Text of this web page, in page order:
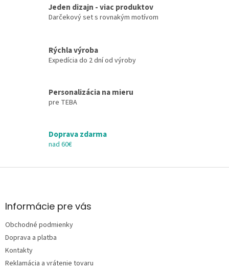
c
i
v
k
v
ý
a
n
Jeden dizajn - viac produktov
Darčekový set s rovnakým motívom
Rýchla výroba
Expedícia do 2 dní od výroby
Personalizácia na mieru
pre TEBA
Doprava zdarma
nad 60€
Z
ä
e
Informácie pre vás
Obchodné podmienky
Doprava a platba
Kontakty
Reklamácia a vrátenie tovaru